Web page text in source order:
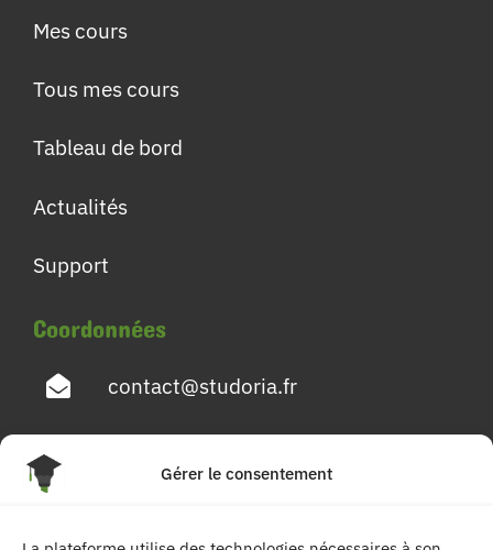
Gérer le consentement
Mes cours
Tous mes cours
Tableau de bord
Actualités
Support
Coordonnées
contact@studoria.fr
4 Rue Georges Pompidou